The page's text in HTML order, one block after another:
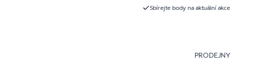
Sbírejte body na aktuální akce
PRODEJNY